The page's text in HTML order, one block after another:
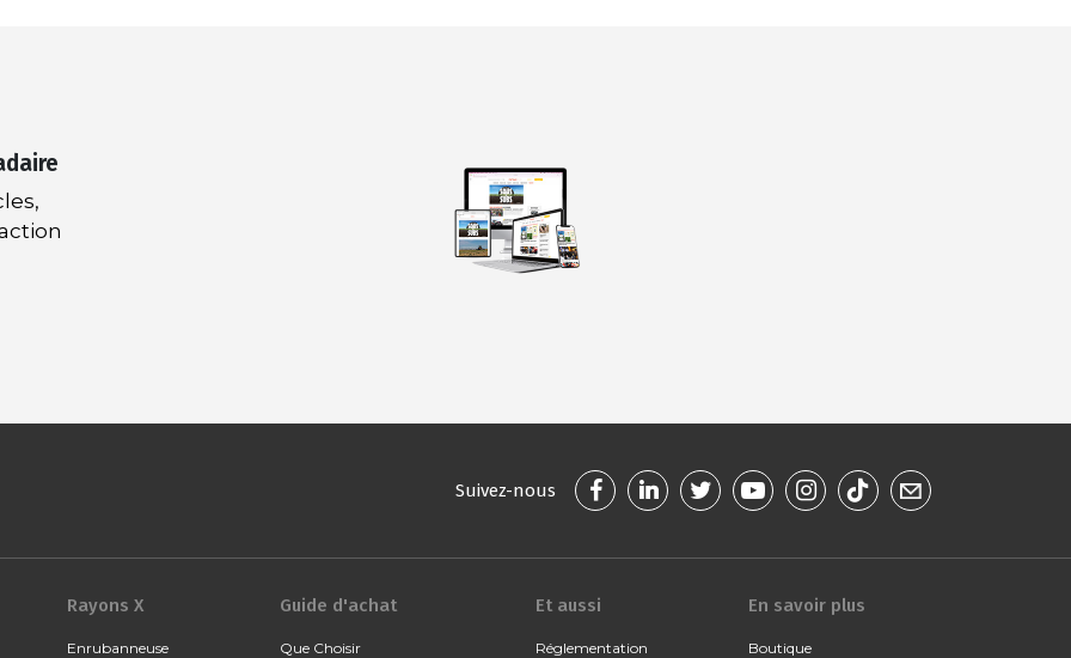
Suivez-nous
Rayons X
Enrubanneuse
Guide d'achat
Que Choisir
Et aussi
Réglementation
En savoir plus
Boutique